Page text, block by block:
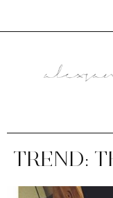
TREND: